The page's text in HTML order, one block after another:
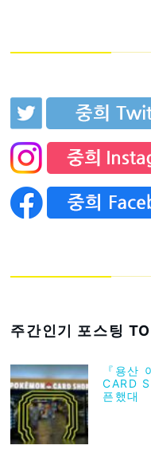
주간인기 포스팅
『용산
CARD
픈했대